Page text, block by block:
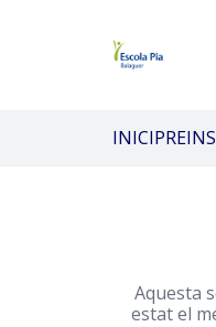
INICI
Aquesta
estat el